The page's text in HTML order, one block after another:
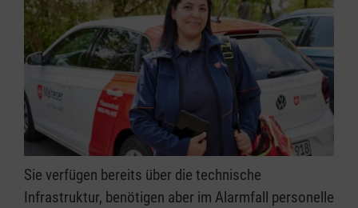
Sie verfügen bereits über die technische
Infrastruktur, benötigen aber im Alarmfall personelle